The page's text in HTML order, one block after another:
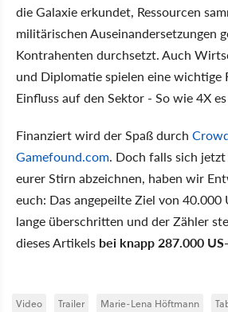
die Galaxie erkundet, Ressourcen
militärischen Auseinandersetzungen
Kontrahenten durchsetzt. Auch
und Diplomatie spielen eine wichtige
Einfluss auf den Sektor - So wie 4X
Finanziert wird der Spaß durch
Gamefound.com. Doch falls sich
eurer Stirn abzeichnen, haben wir
euch: Das angepeilte Ziel von
lange überschritten und der Zähler
dieses Artikels bei knapp 287.000
Video Trailer Marie-Lena Höftmann